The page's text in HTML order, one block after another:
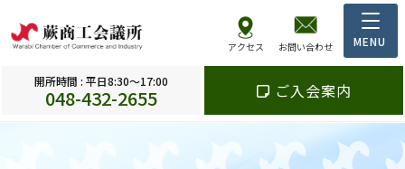
アクセス お問い合わせ
開所時間 : 平日8:30～17:00
048-432-2655 ご入会案内